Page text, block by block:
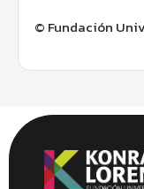
© Fundación